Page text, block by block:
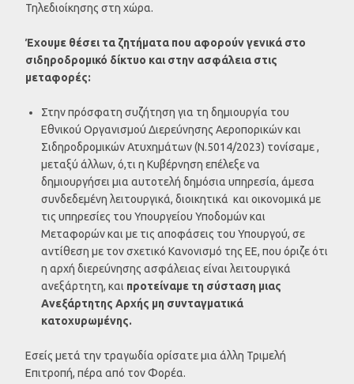
Τηλεδιοίκησης στη χώρα.
Έχουμε θέσει τα ζητήματα που αφορούν γενικά στο
σιδηροδρομικό δίκτυο και στην ασφάλεια στις
μεταφορές:
Στην πρόσφατη συζήτηση για τη δημιουργία του
Εθνικού Οργανισμού Διερεύνησης Αεροπορικών και
Σιδηροδρομικών Ατυχημάτων (Ν.5014/2023) τονίσαμε ,
μεταξύ άλλων, ό,τι η Κυβέρνηση επέλεξε να
δημιουργήσει μια αυτοτελή δημόσια υπηρεσία, άμεσα
συνδεδεμένη λειτουργικά, διοικητικά και οικονομικά με
τις υπηρεσίες του Υπουργείου Υποδομών και
Μεταφορών και με τις αποφάσεις του Υπουργού, σε
αντίθεση με τον σχετικό Κανονισμό της ΕΕ, που όριζε ότι
η αρχή διερεύνησης ασφάλειας είναι λειτουργικά
ανεξάρτητη, και προτείναμε τη σύσταση μιας
Ανεξάρτητης Αρχής μη συνταγματικά
κατοχυρωμένης.
Εσείς μετά την τραγωδία ορίσατε μια άλλη Τριμελή
Επιτροπή, πέρα από τον Φορέα.